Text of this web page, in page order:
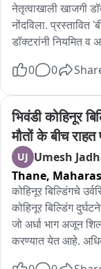
नेतृत्वाखाली खाजगी
नोंदविला. प्रस्तावित
डॉक्टरांनी नियमित व
इशारा डॉक्टर
मेडिकल असोसिएशन,
असোসिएशन ऑफ
संघटनांनी आंदोलन
दिवशी खाजगी
नियमित आणि
असून, शासनाने लवकर
करण्याचा इशारा
माहितीनुसार, सुमारे
इंटर्न या आंदोलनात
0 0
भिवंडी कोहिनूर
मौतों के बीच राहत
UJ Umesh
Thane,
कोहिनूर बिल्डिंगचे
कोहिनूर बिल्डिंग
जो अर्धा भाग अजून
करण्यात येत आहे.